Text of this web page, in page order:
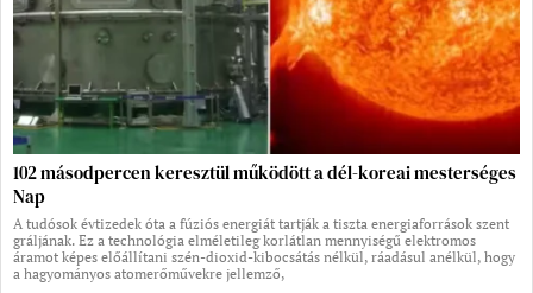
102 másodpercen keresztül működött a dél-koreai mesterséges
Nap
A tudósok évtizedek óta a fúziós energiát tartják a tiszta energiaforrások szent
gráljának. Ez a technológia elméletileg korlátlan mennyiségű elektromos
áramot képes előállítani szén-dioxid-kibocsátás nélkül, ráadásul anélkül, hogy
a hagyományos atomerőművekre jellemző,